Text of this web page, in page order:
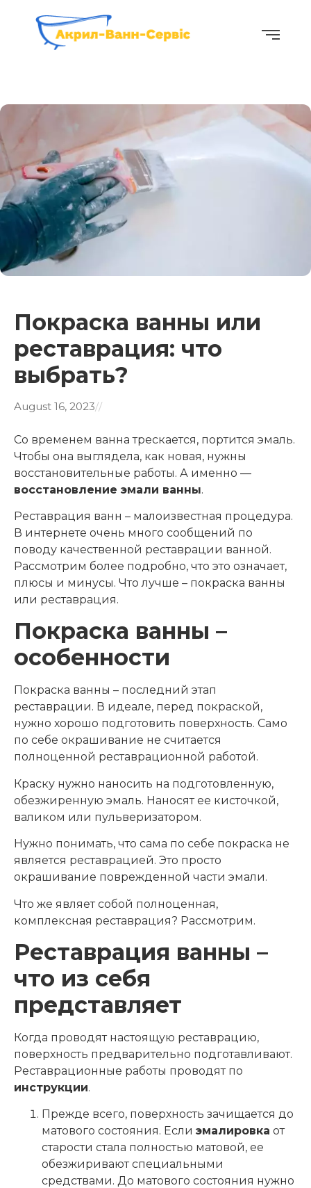
Покраска ванны или
реставрация: что
выбрать?
August 16, 2023//
Со временем ванна трескается, портится эмаль.
Чтобы она выглядела, как новая, нужны
восстановительные работы. А именно —
восстановление эмали ванны.
Реставрация ванн – малоизвестная процедура.
В интернете очень много сообщений по
поводу качественной реставрации ванной.
Рассмотрим более подробно, что это означает,
плюсы и минусы. Что лучше – покраска ванны
или реставрация.
Покраска ванны –
особенности
Покраска ванны – последний этап
реставрации. В идеале, перед покраской,
нужно хорошо подготовить поверхность. Само
по себе окрашивание не считается
полноценной реставрационной работой.
Краску нужно наносить на подготовленную,
обезжиренную эмаль. Наносят ее кисточкой,
валиком или пульверизатором.
Нужно понимать, что сама по себе покраска не
является реставрацией. Это просто
окрашивание поврежденной части эмали.
Что же являет собой полноценная,
комплексная реставрация? Рассмотрим.
Реставрация ванны –
что из себя
представляет
Когда проводят настоящую реставрацию,
поверхность предварительно подготавливают.
Реставрационные работы проводят по
инструкции.
Прежде всего, поверхность зачищается до
матового состояния. Если эмалировка от
старости стала полностью матовой, ее
обезжиривают специальными
средствами. До матового состояния нужно